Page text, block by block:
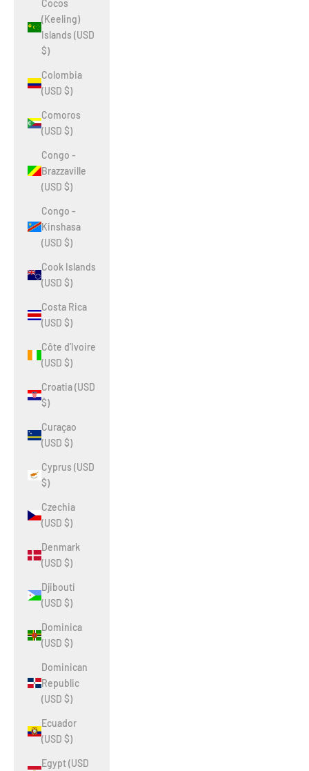
Cocos
(Keeling)
Islands (USD
$)
Colombia
(USD $)
Comoros
(USD $)
Congo -
Brazzaville
(USD $)
Congo -
Kinshasa
(USD $)
Cook Islands
(USD $)
Costa Rica
(USD $)
Côte d’Ivoire
(USD $)
Croatia (USD
$)
Curaçao
(USD $)
Cyprus (USD
$)
Czechia
(USD $)
Denmark
(USD $)
Djibouti
(USD $)
Dominica
(USD $)
Dominican
Republic
(USD $)
Ecuador
(USD $)
Egypt (USD